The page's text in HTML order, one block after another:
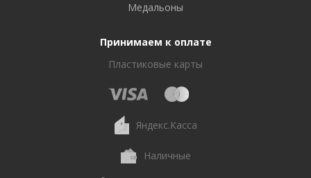
Медальоны
Принимаем к оплате
Пластиковые карты
Яндекс.Касса
Наличные